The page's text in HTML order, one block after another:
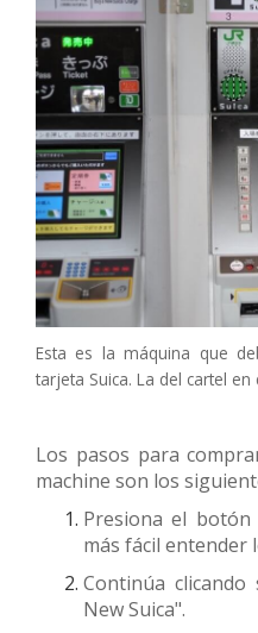
Esta es la máquina que
tarjeta Suica. La del cartel
Los pasos para
machine son los
Presiona el
más fácil entender
Continúa
New Suica".